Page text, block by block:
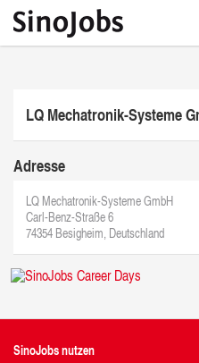
LQ Mechatronik-Systeme
Adresse
LQ Mechatronik-Systeme GmbH
Carl-Benz-Straße 6
74354 Besigheim, Deutschland
SinoJobs nutzen